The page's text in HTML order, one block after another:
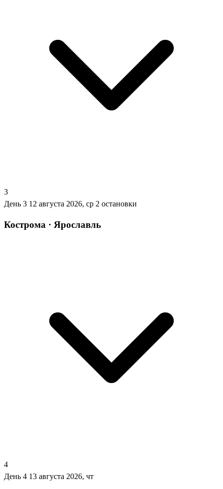
3
День 3 12 августа 2026, ср 2 остановки
Кострома · Ярославль
4
День 4 13 августа 2026, чт